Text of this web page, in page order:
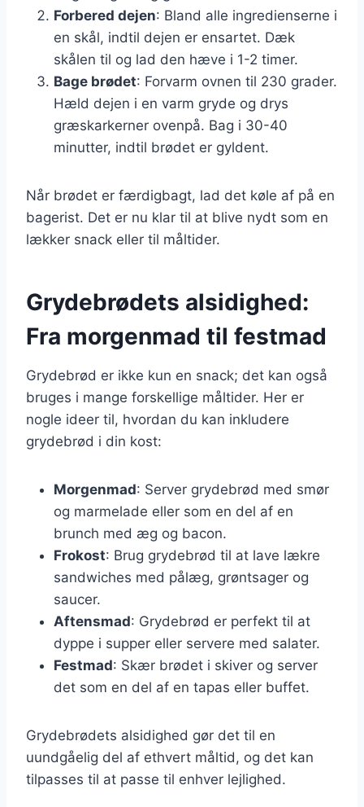
Forbered dejen: Bland alle ingredienserne i
en skål, indtil dejen er ensartet. Dæk
skålen til og lad den hæve i 1-2 timer.
Bage brødet: Forvarm ovnen til 230 grader.
Hæld dejen i en varm gryde og drys
græskarkerner ovenpå. Bag i 30-40
minutter, indtil brødet er gyldent.
Når brødet er færdigbagt, lad det køle af på en
bagerist. Det er nu klar til at blive nydt som en
lækker snack eller til måltider.
Grydebrødets alsidighed:
Fra morgenmad til festmad
Grydebrød er ikke kun en snack; det kan også
bruges i mange forskellige måltider. Her er
nogle ideer til, hvordan du kan inkludere
grydebrød i din kost:
Morgenmad: Server grydebrød med smør
og marmelade eller som en del af en
brunch med æg og bacon.
Frokost: Brug grydebrød til at lave lækre
sandwiches med pålæg, grøntsager og
saucer.
Aftensmad: Grydebrød er perfekt til at
dyppe i supper eller servere med salater.
Festmad: Skær brødet i skiver og server
det som en del af en tapas eller buffet.
Grydebrødets alsidighed gør det til en
uundgåelig del af ethvert måltid, og det kan
tilpasses til at passe til enhver lejlighed.